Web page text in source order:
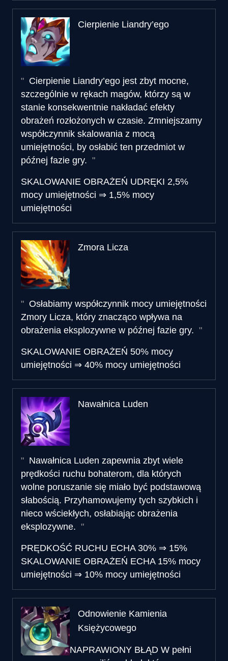
Cierpienie Liandry’ego
Cierpienie Liandry’ego jest zbyt mocne,
szczególnie w rękach magów, którzy są w
stanie konsekwentnie nakładać efekty
obrażeń rozłożonych w czasie. Zmniejszamy
współczynnik skalowania z mocą
umiejętności, by osłabić ten przedmiot w
późnej fazie gry.
SKALOWANIE OBRAŻEŃ UDRĘKI 2,5%
mocy umiejętności ⇒ 1,5% mocy
umiejętności
Zmora Licza
Osłabiamy współczynnik mocy umiejętności
Zmory Licza, który znacząco wpływa na
obrażenia eksplozywne w późnej fazie gry.
SKALOWANIE OBRAŻEŃ 50% mocy
umiejętności ⇒ 40% mocy umiejętności
Nawałnica Luden
Nawałnica Luden zapewnia zbyt wiele
prędkości ruchu bohaterom, dla których
wolne poruszanie się miało być podstawową
słabością. Przyhamowujemy tych szybkich i
nieco wściekłych, osłabiając obrażenia
eksplozywne.
PRĘDKOŚĆ RUCHU ECHA 30% ⇒ 15%
SKALOWANIE OBRAŻEŃ ECHA 15% mocy
umiejętności ⇒ 10% mocy umiejętności
Odnowienie Kamienia
Księżycowego
NAPRAWIONY BŁĄD W pełni